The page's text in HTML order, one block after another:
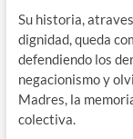
Su historia,
dignidad, queda
defendiendo los
negacionismo y
Madres, la
colectiva.